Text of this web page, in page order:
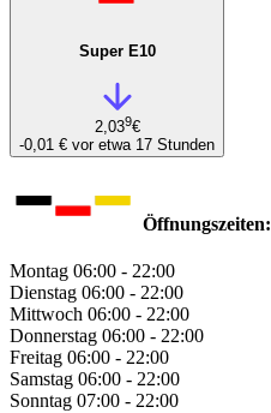
Super E10
2,039€
-0,01 € vor etwa 17 Stunden
Öffnungszeiten:
Montag 06:00 - 22:00
Dienstag 06:00 - 22:00
Mittwoch 06:00 - 22:00
Donnerstag 06:00 - 22:00
Freitag 06:00 - 22:00
Samstag 06:00 - 22:00
Sonntag 07:00 - 22:00